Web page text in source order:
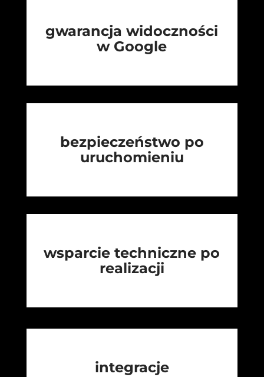
gwarancja widoczności
w Google
bezpieczeństwo po
uruchomieniu
wsparcie techniczne po
realizacji
integracje